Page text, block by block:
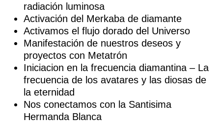
radiación luminosa
Activación del Merkaba de diamante
Activamos el flujo dorado del Universo
Manifestación de nuestros deseos y
proyectos con Metatrón
Iniciacion en la frecuencia diamantina – La
frecuencia de los avatares y las diosas de
la eternidad
Nos conectamos con la Santisima
Hermanda Blanca